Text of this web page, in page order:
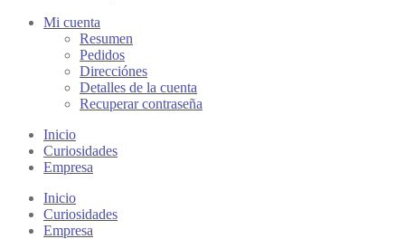
Mi cuenta
Resumen
Pedidos
Direcciónes
Detalles de la cuenta
Recuperar contraseña
Inicio
Curiosidades
Empresa
Inicio
Curiosidades
Empresa